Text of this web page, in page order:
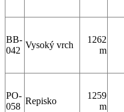
BB-
042
Vysoký vrch
1262
m
PO-
058
Repisko
1259
m